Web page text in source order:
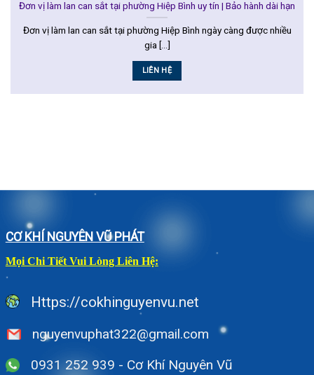
Đơn vị làm lan can sắt tại phường Hiệp Bình uy tín | Bảo hành dài hạn
Đơn vị làm lan can sắt tại phường Hiệp Bình ngày càng được nhiều
gia [...]
LIÊN HỆ
CƠ KHÍ NGUYÊN VŨ PHÁT
Mọi Chi Tiết Vui Lòng Liên Hệ:
Https://cokhinguyenvu.net
nguyenvuphat322@gmail.com
0931 252 939 - Cơ Khí Nguyên Vũ